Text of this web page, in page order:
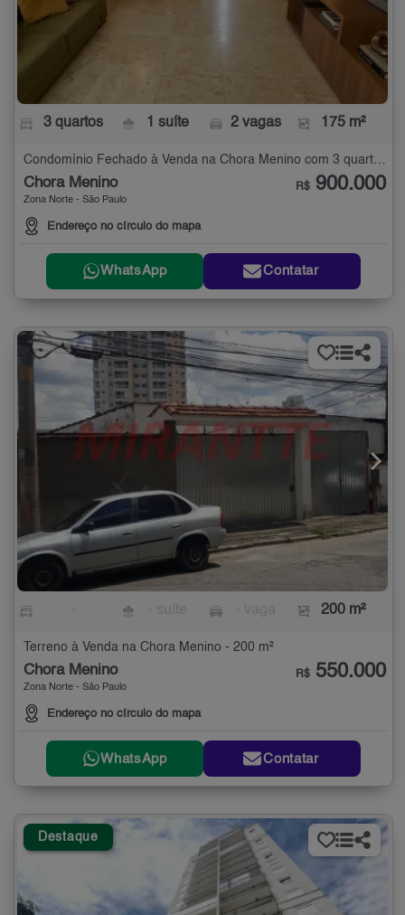
3 quartos 1 suíte 2 vagas 175 m²
Chora Menino
Zona Norte - São Paulo
Endereço no círculo do mapa
R$ 900.000
WhatsApp Contatar
200 m²
Terreno à Venda na Chora Menino - 200 m²
Chora Menino
Zona Norte - São Paulo
Endereço no círculo do mapa
R$ 550.000
WhatsApp Contatar
Destaque